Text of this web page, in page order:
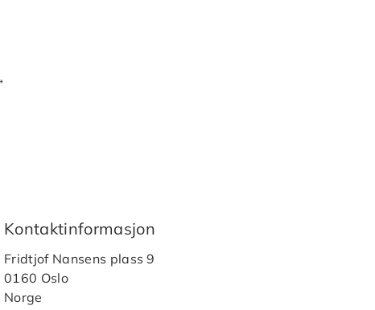
Kontaktinformasjon
Fridtjof Nansens plass 9
0160 Oslo
Norge